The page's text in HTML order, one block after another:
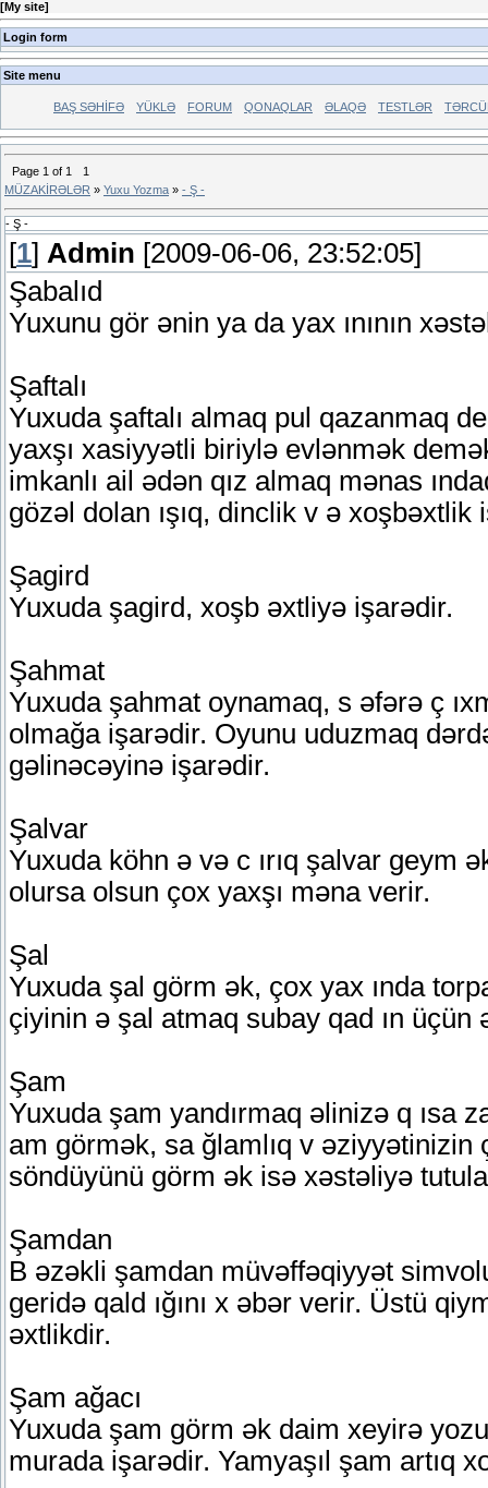
[My site]
Login form
Site menu
BAŞ SƏHİFƏ YÜKLƏ FORUM QONAQLAR ƏLAQƏ TESTLƏR
Page 1 of 1
1
MÜZAKİRƏLƏR » Yuxu Yozma » - Ş -
- Ş -
[1] Admin [2009-06-06, 23:52:05]
Şabalıd
Yuxunu gör ənin ya da yax ınının
Şaftalı
Yuxuda şaftalı almaq pul qazanmaq
yaxşı xasiyyətli biriylə evlənmək
imkanlı ail ədən qız almaq mənas
gözəl dolan ışıq, dinclik v ə xoşbəxtlik
Şagird
Yuxuda şagird, xoşb əxtliyə işarədir.
Şahmat
Yuxuda şahmat oynamaq, s əfərə ç
olmağa işarədir. Oyunu uduzmaq
gəlinəcəyinə işarədir.
Şalvar
Yuxuda köhn ə və c ırıq şalvar geym
olursa olsun çox yaxşı məna verir.
Şal
Yuxuda şal görm ək, çox yax ında
çiyinin ə şal atmaq subay qad ın üçün
Şam
Yuxuda şam yandırmaq əlinizə q ısa
am görmək, sa ğlamlıq v əziyyətinizin
söndüyünü görm ək isə xəstəliyə
Şamdan
B əzəkli şamdan müvəffəqiyyət
geridə qald ığını x əbər verir. Üstü
əxtlikdir.
Şam ağacı
Yuxuda şam görm ək daim xeyirə
murada işarədir. Yamyaşıl şam artıq